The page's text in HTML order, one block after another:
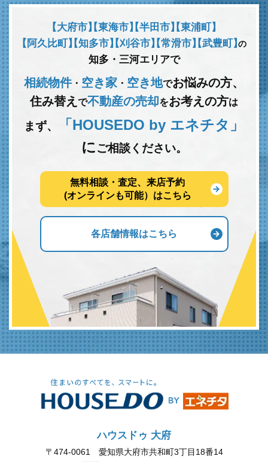
【大府市】【東海市】【半田市】【東浦町】
【阿久比町】【知多市】【刈谷市】【常滑市】【武豊町】の
知多・三河エリアで
相続物件･ 空き家 ･ 空き地でお悩みの方、
住み替え で不動産の売却をお考えの方は
まず、
「HOUSEDO by エネチタ」
にご相談ください。
無料相談・査定、来店予約
(オンラインも可能）はこちら
各店舗情報はこちら
ハウスドゥ 大府
〒474-0061 愛知県大府市共和町3丁目18番14